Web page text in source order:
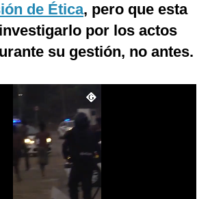
de Ética, pero que esta
por los actos
su gestión, no antes.